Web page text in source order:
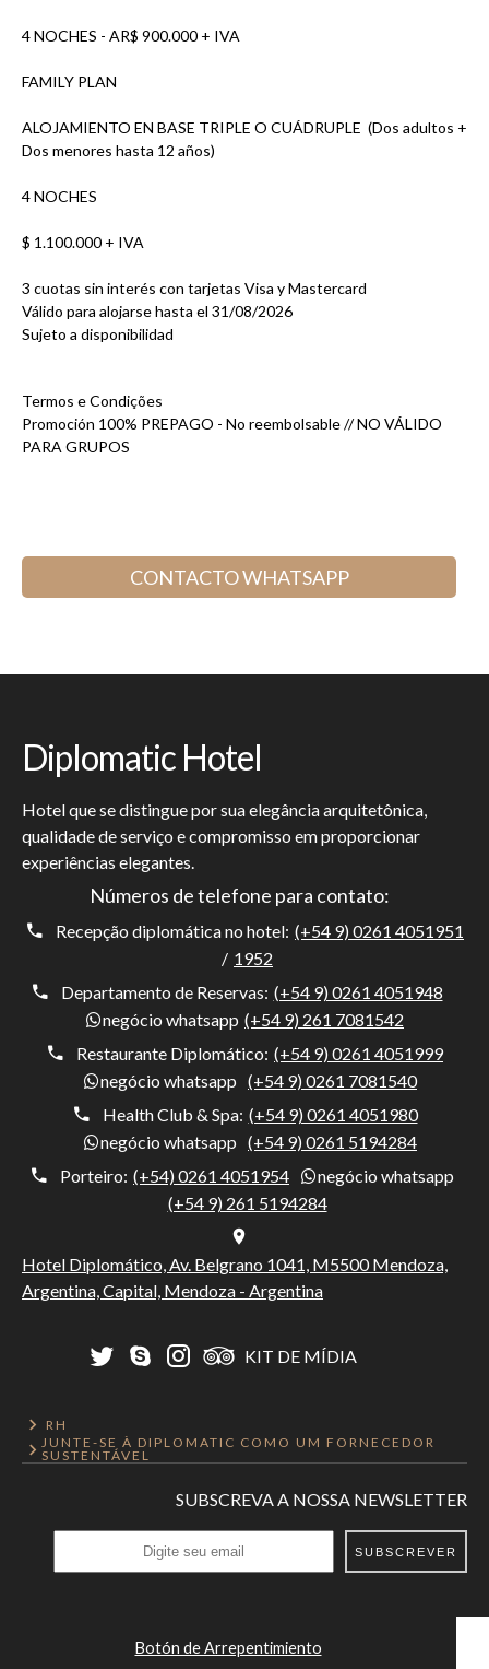
4 NOCHES - AR$ 900.000 + IVA
FAMILY PLAN
ALOJAMIENTO EN BASE TRIPLE O CUÁDRUPLE (Dos adultos +
Dos menores hasta 12 años)
4 NOCHES
$ 1.100.000 + IVA
3 cuotas sin interés con tarjetas Visa y Mastercard
Válido para alojarse hasta el 31/08/2026
Sujeto a disponibilidad
Termos e Condições
Promoción 100% PREPAGO - No reembolsable // NO VÁLIDO
PARA GRUPOS
CONTACTO WHATSAPP
Diplomatic Hotel
Hotel que se distingue por sua elegância arquitetônica,
qualidade de serviço e compromisso em proporcionar
experiências elegantes.
Números de telefone para contato:
Recepção diplomática no hotel: (+54 9) 0261 4051951
/ 1952
Departamento de Reservas: (+54 9) 0261 4051948
negócio whatsapp (+54 9) 261 7081542
Restaurante Diplomático: (+54 9) 0261 4051999
negócio whatsapp (+54 9) 0261 7081540
Health Club & Spa: (+54 9) 0261 4051980
negócio whatsapp (+54 9) 0261 5194284
Porteiro: (+54) 0261 4051954
negócio whatsapp
(+54 9) 261 5194284
Hotel Diplomático, Av. Belgrano 1041, M5500 Mendoza,
Argentina, Capital, Mendoza - Argentina
KIT DE MÍDIA
RH
JUNTE-SE À DIPLOMATIC COMO UM FORNECEDOR
SUSTENTÁVEL
SUBSCREVA A NOSSA NEWSLETTER
SUBSCREVER
Botón de Arrepentimiento